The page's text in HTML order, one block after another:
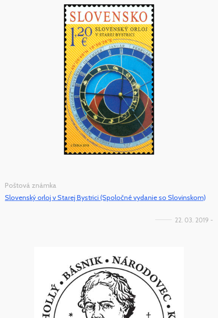
Poštová známka
Slovenský orloj v Starej Bystrici (Spoločné vydanie so Slovinskom)
22. 03. 2019 -